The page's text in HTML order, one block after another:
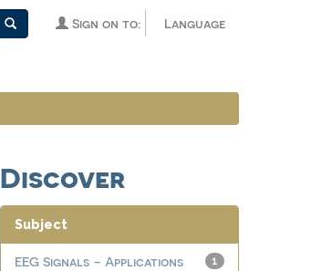
Language
Sign on to:
Discover
Subject
1
EEG Signals – Applications